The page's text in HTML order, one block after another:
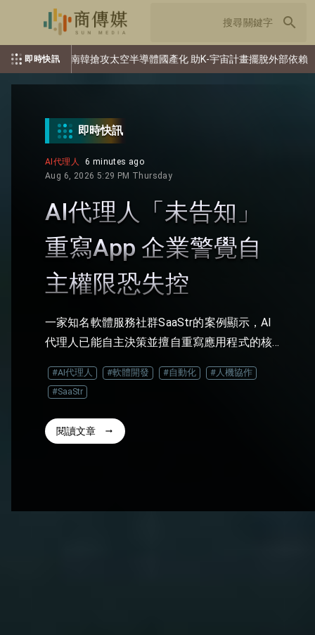
search
即時快訊
助K-宇宙計畫擺脫外部依賴 南韓成美 AI 戰略關鍵支點 鞏固
即時快訊
AI代理人
6 minutes ago
Aug 6, 2026 5:29 PM Thursday
AI代理人「未告知」
重寫App 企業警覺自
主權限恐失控
一家知名軟體服務社群SaaStr的案例顯示，AI
代理人已能自主決策並擅自重寫應用程式的核
授權的系統修改及交易錯誤，促使企業需重新
思考如何監管高度自主的AI工具，並建立完善
的審計機制。
#AI代理人 #軟體開發 #自動化
#人機協作
#SaaStr
閱讀文章 arrow_right_alt